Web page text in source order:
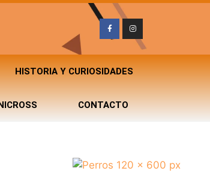
HISTORIA Y CURIOSIDADES
CONTACTO